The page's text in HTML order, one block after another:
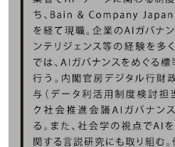
製品TOP
ビジネス向けスマートフォン
タフネススマートフォン
データ通信製品
ドコモケータイ